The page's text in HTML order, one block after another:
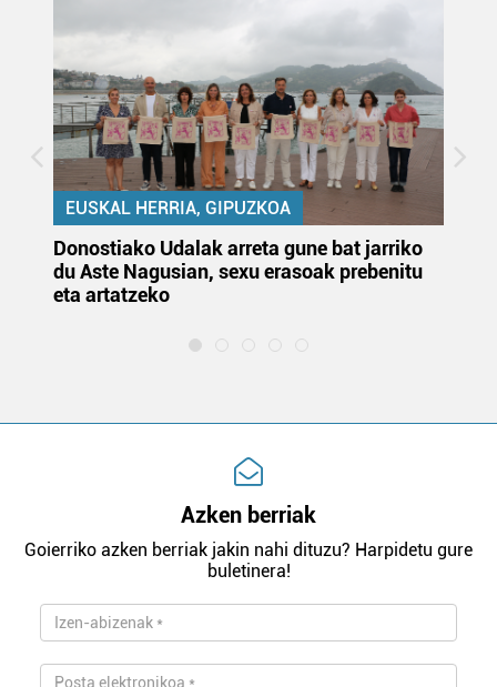
EUSKAL HERRIA, GIPUZKOA
Donostiako Udalak arreta gune bat jarriko
du Aste Nagusian, sexu erasoak prebenitu
eta artatzeko
Azken berriak
Goierriko azken berriak jakin nahi dituzu? Harpidetu gure
buletinera!